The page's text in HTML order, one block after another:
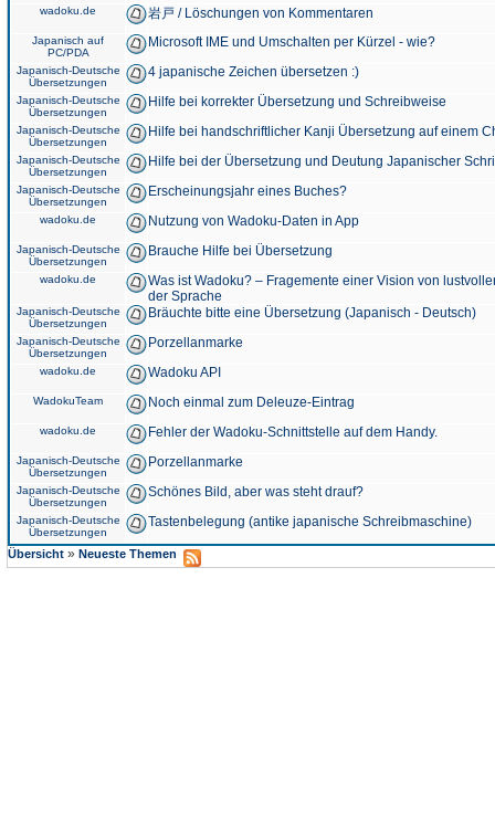
wadoku.de 岩戸 / Löschungen von Kommentaren
Japanisch auf
PC/PDA
Microsoft IME und Umschalten per Kürzel - wie?
Japanisch-Deutsche
Übersetzungen
4 japanische Zeichen übersetzen :)
Japanisch-Deutsche
Übersetzungen
Hilfe bei korrekter Übersetzung und Schreibweise
Japanisch-Deutsche
Übersetzungen
Hilfe bei handschriftlicher Kanji Übersetzung auf einem
Japanisch-Deutsche
Übersetzungen
Hilfe bei der Übersetzung und Deutung Japanischer
Japanisch-Deutsche
Übersetzungen
Erscheinungsjahr eines Buches?
wadoku.de Nutzung von Wadoku-Daten in App
Japanisch-Deutsche
Übersetzungen
Brauche Hilfe bei Übersetzung
wadoku.de
Was ist Wadoku? – Fragemente einer Vision von
der Sprache
Japanisch-Deutsche
Übersetzungen
Bräuchte bitte eine Übersetzung (Japanisch - Deutsch)
Japanisch-Deutsche
Übersetzungen
Porzellanmarke
wadoku.de Wadoku API
WadokuTeam Noch einmal zum Deleuze-Eintrag
wadoku.de Fehler der Wadoku-Schnittstelle auf dem Handy.
Japanisch-Deutsche
Übersetzungen
Porzellanmarke
Japanisch-Deutsche
Übersetzungen
Schönes Bild, aber was steht drauf?
Japanisch-Deutsche
Übersetzungen
Tastenbelegung (antike japanische Schreibmaschine)
Übersicht » Neueste Themen